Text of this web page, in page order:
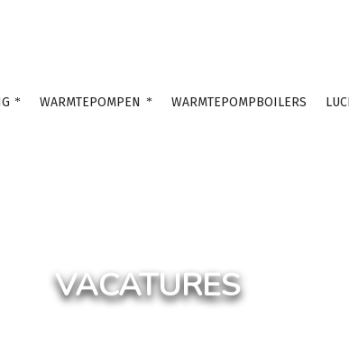
WARMTEPOMPEN WARMTEPOMPBOILERS
VACATURES